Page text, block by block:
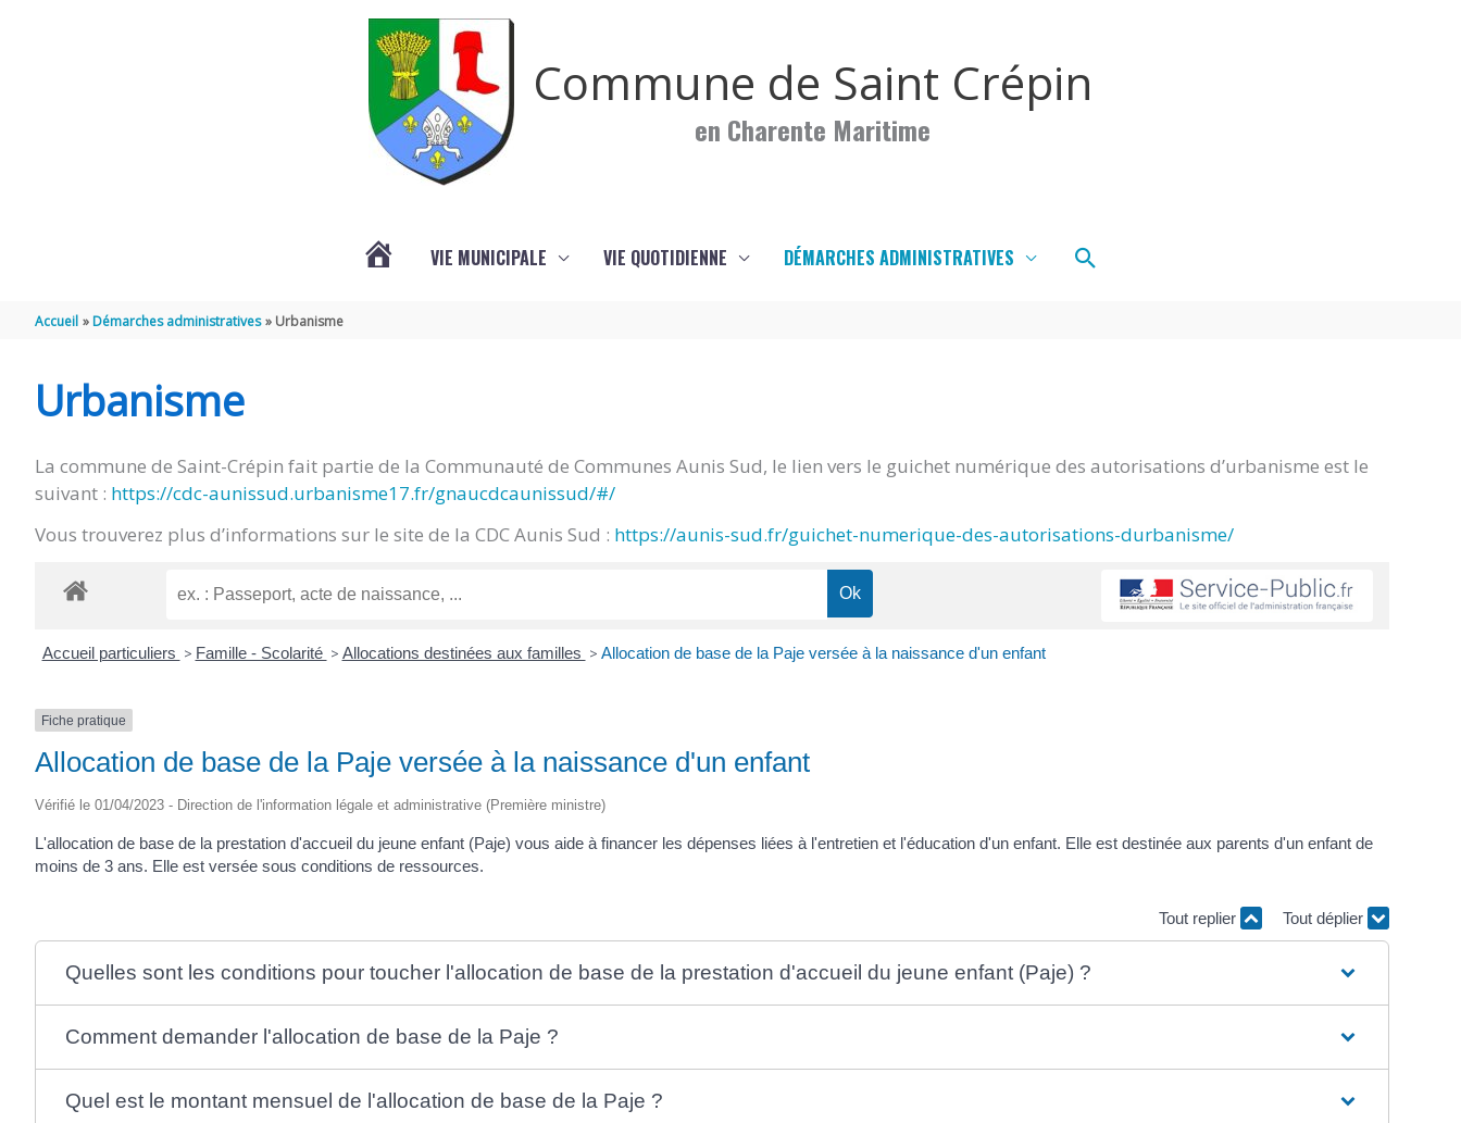
Commune de Saint Crépin
en Charente Maritime
CRÉPIN
VIE MUNICIPALE VIE QUOTIDIENNE DÉMARCHES ADMINISTRATIVES Rechercher
Accueil Démarches administratives Urbanisme
Urbanisme
La commune de Saint-Crépin fait partie de la Communauté de Communes Aunis Sud, le lien vers le guichet numérique des autorisations d’urbanisme est le
suivant : https://cdc-aunissud.urbanisme17.fr/gnaucdcaunissud/#/
Vous trouverez plus d’informations sur le site de la CDC Aunis Sud : https://aunis-sud.fr/guichet-numerique-des-autorisations-durbanisme/
Accueil particuliers > Famille - Scolarité > Allocations destinées aux familles > Allocation de base de la Paje versée à la naissance d'un enfant
Fiche pratique
Allocation de base de la Paje versée à la naissance d'un enfant
Vérifié le 01/04/2023 - Direction de l'information légale et administrative (Première ministre)
L'allocation de base de la prestation d'accueil du jeune enfant (Paje) vous aide à financer les dépenses liées à l'entretien et l'éducation d'un enfant. Elle est destinée aux parents d'un enfant de
moins de 3 ans. Elle est versée sous conditions de ressources.
Tout replier Tout déplier
Quelles sont les conditions pour toucher l'allocation de base de la prestation d'accueil du jeune enfant (Paje) ?
Comment demander l'allocation de base de la Paje ?
Quel est le montant mensuel de l'allocation de base de la Paje ?